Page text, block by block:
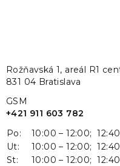
Rožňavská 1, areál R1
831 04 Bratislava
GSM
+421 911 603 782
Po:
10:00 – 12:00;
Ut:
10:00 – 12:00;
St:
10:00 – 12:00;